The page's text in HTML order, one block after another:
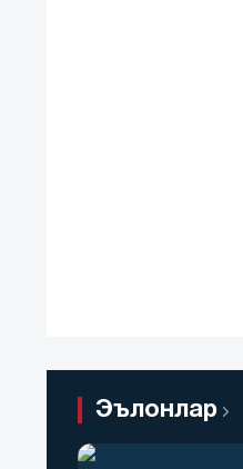
Эълонлар